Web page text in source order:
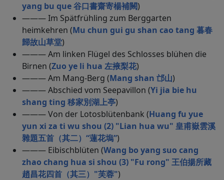
yang bu que 谷口書齋寄楊補闕)
——— Im Spätfrühling zum Berggarten
heimkehren (Mu chun gui gu shan cao tang 暮春
歸故山草堂)
——— Am linken Flügel des Schlosses blühen die
Birnen (Zuo ye li hua 左掖梨花)
——— Am Mang-Berg (Mang shan 邙山)
——— Abschied vom Seepavillon (Yi jia bie hu
shang ting 移家別湖上亭)
——— Von der Lotosblütenbank (Huang fu yue
yun xi za ti wu shou (2) "Lian hua wu" 皇甫嶽雲溪
雜題五首（其二）“蓮花塢”)
——— Eibischblüten (Wang bo yang suo cang
zhao chang hua si shou (3) "Fu rong" 王伯揚所藏
趙昌花四首（其三）"芙蓉")